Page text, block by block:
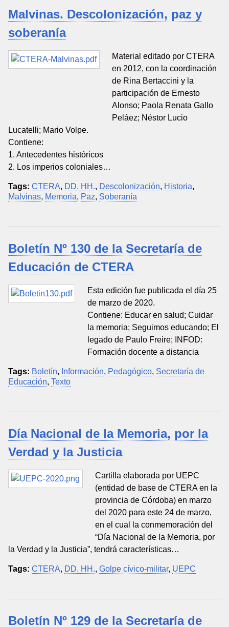
Malvinas. Descolonización, paz y
soberanía
Material editado por CTERA
en 2012, con la coordinación
de Rina Bertaccini y la
participación de Ernesto
Alonso; Paola Renata Gallo
Peláez; Néstor Lucio
Lucatelli; Mario Volpe.
Contiene:
1. Antecedentes históricos
2. Los imperios coloniales…
Tags: CTERA, DD. HH., Descolonización, Historia,
Malvinas, Memoria, Paz, Soberanía
Boletín Nº 130 de la Secretaría de
Educación de CTERA
Esta edición fue publicada el día 25
de marzo de 2020.
Contiene: Educar en salud; Cuidar
la memoria; Seguimos educando; El
legado de Paulo Freire; INFOD:
Formación docente a distancia
Tags: Boletín, Información, Pedagógico, Secretaría de
Educación, Texto
Día Nacional de la Memoria, por la
Verdad y la Justicia
Cartilla elaborada por UEPC
(entidad de base de CTERA en la
provincia de Córdoba) en marzo
del 2020 para este 24 de marzo,
en el cual la conmemoración del
“Día Nacional de la Memoria, por
la Verdad y la Justicia”, tendrá características…
Tags: CTERA, DD. HH., Golpe cívico-militar, UEPC
Boletín Nº 129 de la Secretaría de